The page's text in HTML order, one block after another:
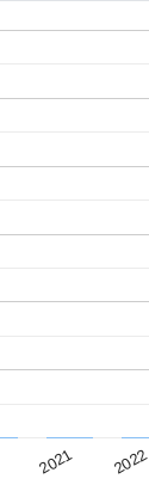
2021 2022